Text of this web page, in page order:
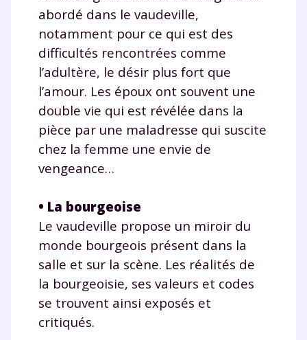
abordé dans le vaudeville,
notamment pour ce qui est des
difficultés rencontrées comme
l’adultère, le désir plus fort que
l’amour. Les époux ont souvent une
double vie qui est révélée dans la
pièce par une maladresse qui suscite
chez la femme une envie de
vengeance…
• La bourgeoise
Le vaudeville propose un miroir du
monde bourgeois présent dans la
salle et sur la scène. Les réalités de
la bourgeoisie, ses valeurs et codes
se trouvent ainsi exposés et
critiqués.
TESTER GRATUITEMENT
* Votre code d'accès sera envoyé à cette adresse e-mail. En
renseignant votre e-mail, vous consentez à ce que vos
données à caractère personnel soient traitées par SEJER, sous
la marque myMaxicours, afin que SEJER puisse vous donner
accès au service de soutien scolaire pendant 24h. Pour en
savoir plus sur la gestion de vos données personnelles et
pour exercer vos droits, vous pouvez consulter
charte.
J’accepte de recevoir les actualités et des
communications de la part de
myMaxicours.
Votre adresse e-mail sera exclusivement utilisée pour
vous envoyer notre newsletter. Vous pourrez vous
désinscrire à tout moment, à travers le lien de
désinscription présent dans chaque newsletter. Pour
en savoir plus sur la gestion de vos données